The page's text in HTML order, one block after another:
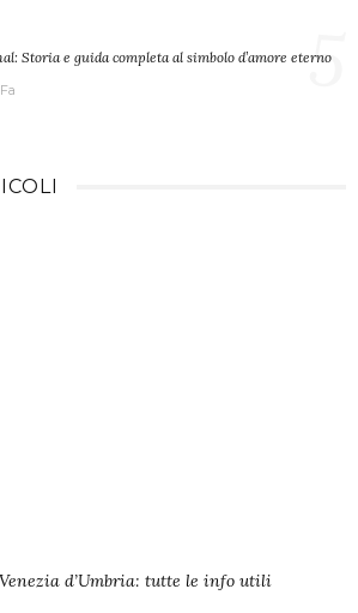
Storia e guida completa al simbolo d’amore eterno
5
d’Umbria: tutte le info utili